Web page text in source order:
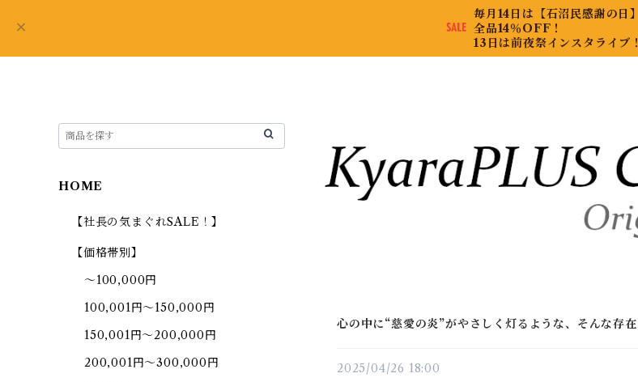
毎月14日は【石沼民感謝の日】
全品14％OFF！
13日は前夜祭インスタライブ！
心の中に“慈愛の炎”がやさしく灯るような、そんな存在
2025/04/26 18:00
HOME
【社長の気まぐれSALE！】
【価格帯別】
～100,000円
100,001円～150,000円
150,001円～200,000円
200,001円～300,000円